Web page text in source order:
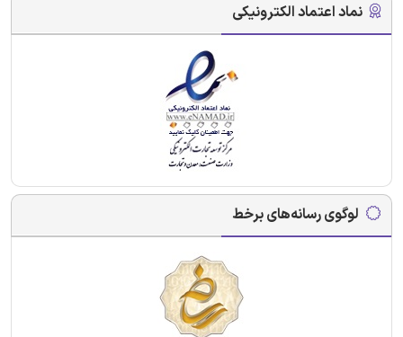
نماد اعتماد الکترونیکی
لوگوی رسانه‌های برخط